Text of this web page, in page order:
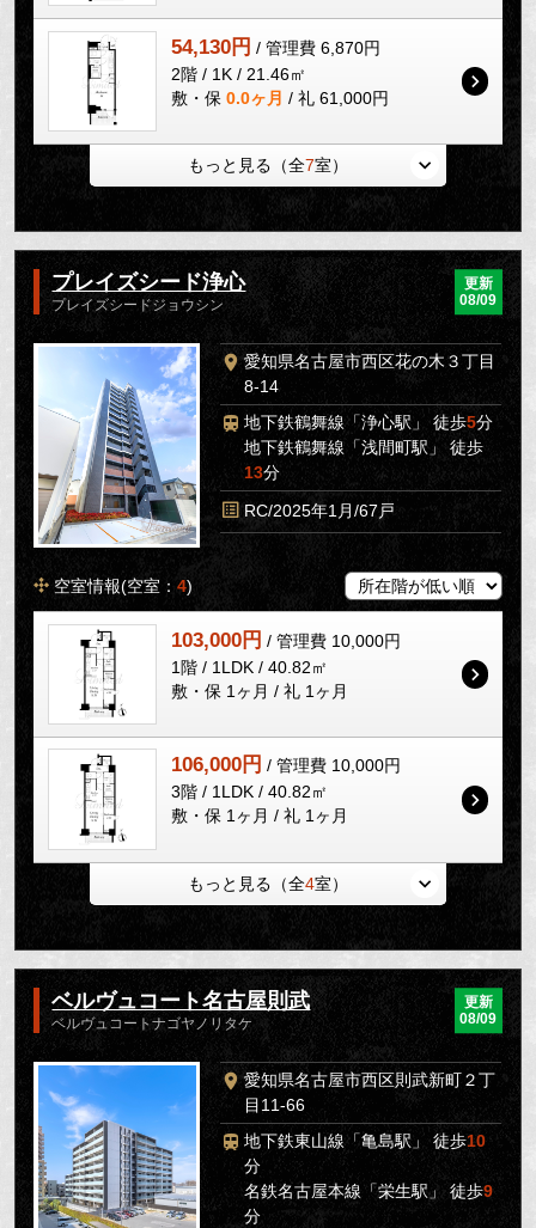
54,130円 / 管理費 6,870円
2階 / 1K / 21.46㎡
敷・保 0.0ヶ月 / 礼 61,000円
もっと見る（全7室）
プレイズシード浄心
プレイズシードジョウシン
更新
08/09
愛知県名古屋市西区花の木３丁目
8-14
地下鉄鶴舞線「浄心駅」 徒歩5分
地下鉄鶴舞線「浅間町駅」 徒歩
13分
RC/2025年1月/67戸
空室情報(空室：4)
103,000円 / 管理費 10,000円
1階 / 1LDK / 40.82㎡
敷・保 1ヶ月 / 礼 1ヶ月
106,000円 / 管理費 10,000円
3階 / 1LDK / 40.82㎡
敷・保 1ヶ月 / 礼 1ヶ月
もっと見る（全4室）
ベルヴュコート名古屋則武
ベルヴュコートナゴヤノリタケ
更新
08/09
愛知県名古屋市西区則武新町２丁
目11-66
地下鉄東山線「亀島駅」 徒歩10
分
名鉄名古屋本線「栄生駅」 徒歩9
分